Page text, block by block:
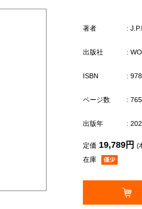
著者 :
出版社 :
ISBN :
ページ数 :
出版年 :
在庫
定価 19,789円 (